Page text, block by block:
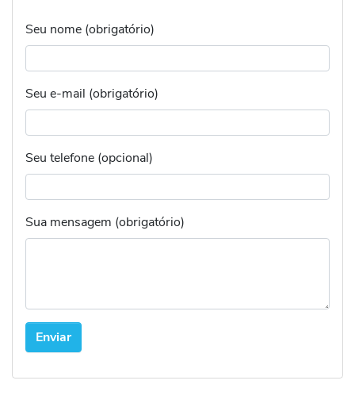
Seu nome (obrigatório)
Seu e-mail (obrigatório)
Seu telefone (opcional)
Sua mensagem (obrigatório)